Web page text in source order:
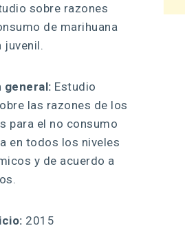
sobre razones
de marihuana
juvenil.
general: Estudio
las razones de los
para el no consumo
en todos los niveles
y de acuerdo a
2015